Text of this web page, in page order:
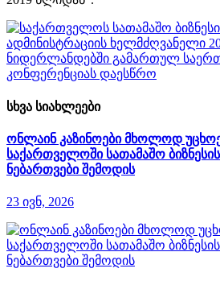
სხვა სიახლეები
ონლაინ კაზინოები მხოლოდ
საქართველოში სათამაშო
ნებართვები შემოდის
23 ივნ, 2026